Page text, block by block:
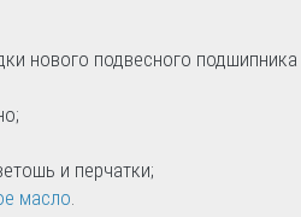
нового подвесного подшипника
и перчатки;
масло